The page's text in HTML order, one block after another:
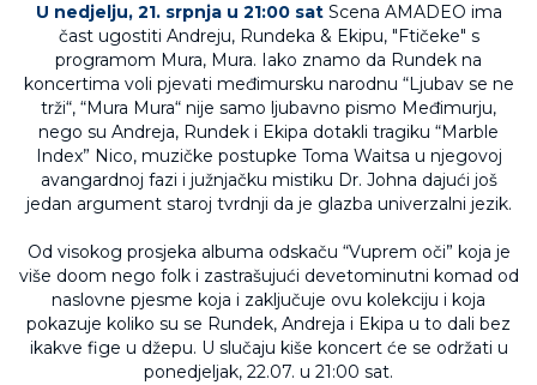
U nedjelju, 21. srpnja u 21:00 sat Scena AMADEO ima
čast ugostiti Andreju, Rundeka & Ekipu, "Ftičeke" s
programom Mura, Mura. Iako znamo da Rundek na
koncertima voli pjevati međimursku narodnu “Ljubav se ne
trži“, “Mura Mura“ nije samo ljubavno pismo Međimurju,
nego su Andreja, Rundek i Ekipa dotakli tragiku “Marble
Index” Nico, muzičke postupke Toma Waitsa u njegovoj
avangardnoj fazi i južnjačku mistiku Dr. Johna dajući još
jedan argument staroj tvrdnji da je glazba univerzalni jezik.
Od visokog prosjeka albuma odskaču “Vuprem oči” koja je
više doom nego folk i zastrašujući devetominutni komad od
naslovne pjesme koja i zaključuje ovu kolekciju i koja
pokazuje koliko su se Rundek, Andreja i Ekipa u to dali bez
ikakve fige u džepu. U slučaju kiše koncert će se održati u
ponedjeljak, 22.07. u 21:00 sat.